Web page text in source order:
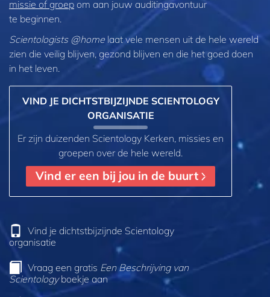
missie of groep om aan jouw auditingavontuur
te beginnen.
Scientologists @homelaat vele mensen uit de hele wereld
zien die veilig blijven, gezond blijven en die het goed doen
in het leven.
VIND JE DICHTSTBIJZIJNDE SCIENTOLOGY
ORGANISATIE
Er zijn duizenden Scientology Kerken, missies en
groepen over de hele wereld.
Vind er een bij jou in de buurt
Vind je dichtstbijzijnde Scientology
organisatie
Vraag een gratis Een Beschrijving van
Scientologyboekje aan